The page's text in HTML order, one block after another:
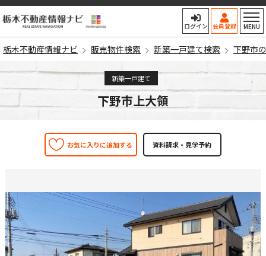
栃木不動産情報ナビ
ログイン 会員登録 MENU
栃木不動産情報ナビ 販売物件検索 新築一戸建て検索 下野市
新築一戸建て
下野市上大領
お気に入りに追加する